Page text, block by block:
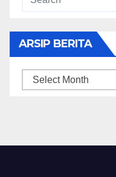
ARSIP BERITA
ARSIP